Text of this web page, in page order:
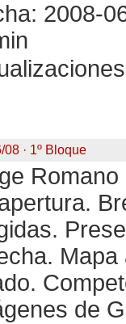
2008-
08 · 1º Bloque
de